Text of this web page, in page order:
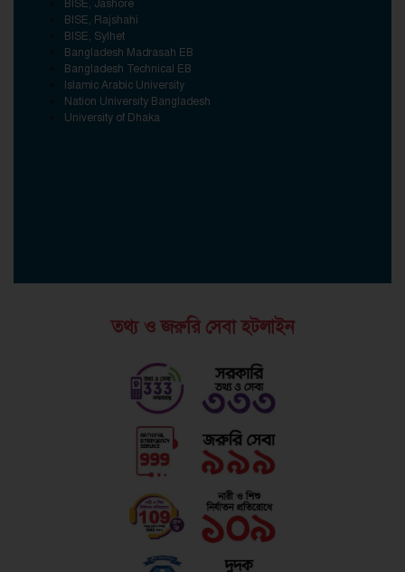
BISE, Jashore
BISE, Rajshahi
BISE, Sylhet
Bangladesh Madrasah EB
Bangladesh Technical EB
Islamic Arabic University
Nation University Bangladesh
University of Dhaka
তথ্য ও জরুরি সেবা হটলাইন